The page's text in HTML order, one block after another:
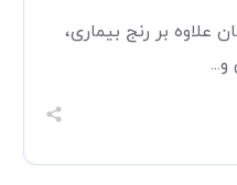
علاوه بر رنج بیماری،